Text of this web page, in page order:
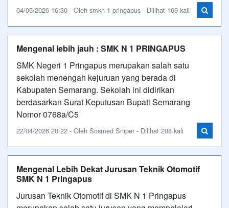
04/05/2026 16:30 - Oleh smkn 1 pringapus - Dilihat 169 kali
Mengenal lebih jauh : SMK N 1 PRINGAPUS
SMK Negeri 1 Pringapus merupakan salah satu
sekolah menengah kejuruan yang berada di
Kabupaten Semarang. Sekolah ini didirikan
berdasarkan Surat Keputusan Bupati Semarang
Nomor 0768a/C5
22/04/2026 20:22 - Oleh Sosmed Sniper - Dilihat 208 kali
Mengenal Lebih Dekat Jurusan Teknik Otomotif
SMK N 1 Pringapus
Jurusan Teknik Otomotif di SMK N 1 Pringapus